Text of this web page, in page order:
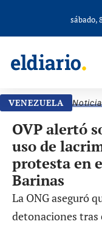
sábado,
VENEZUELA
OVP alertó
uso de
protesta en
Barinas
La ONG aseguró
detonaciones tras